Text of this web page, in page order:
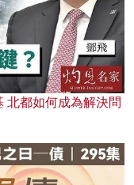
北都如何成為解決問